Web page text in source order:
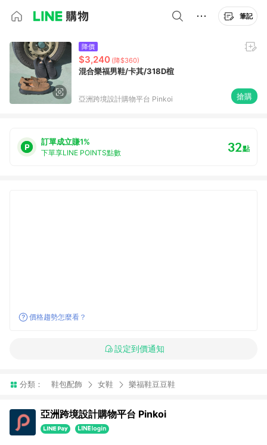
筆記
降價
$3,240 (降$360)
混合樂福男鞋/卡其/318D楦
亞洲跨境設計購物平台 Pinkoi 搶購
訂單成立賺1%
下單享LINE POINTS點數 32點
價格趨勢怎麼看？
設定到價通知
分類： 鞋包配飾 女鞋 樂福鞋豆豆鞋
亞洲跨境設計購物平台 Pinkoi